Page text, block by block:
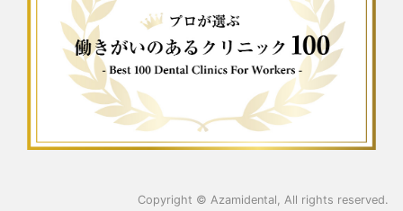
Copyright © Azamidental, All rights reserved.